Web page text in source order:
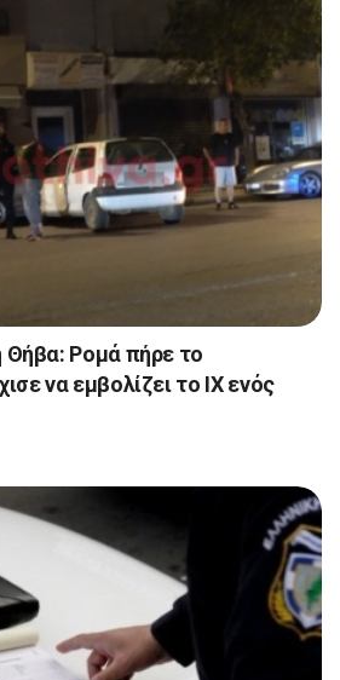
Θήβα: Ρομά πήρε το
να εμβολίζει το ΙΧ ενός